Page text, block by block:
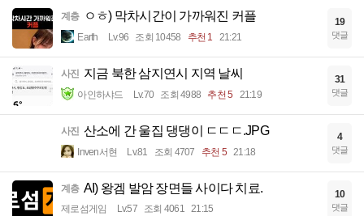
계층 ㅇㅎ) 막차시간이 가까워진 커플
Earth Lv.96 조회 10458 추천 1 21:21
19
댓글
사진 지금 북한 삼지연시 지역 날씨
아인하샤드 Lv.70 조회 4988 추천 5 21:19
31
댓글
사진 산소에 간 울집 댕댕이 ㄷㄷㄷ.JPG
Inven서현 Lv.81 조회 4707 추천 5 21:18
4
댓글
계층 AI) 왕겜 발암 장면들 사이다 치료.
제로섬게임 Lv.57 조회 4061 21:15
10
댓글